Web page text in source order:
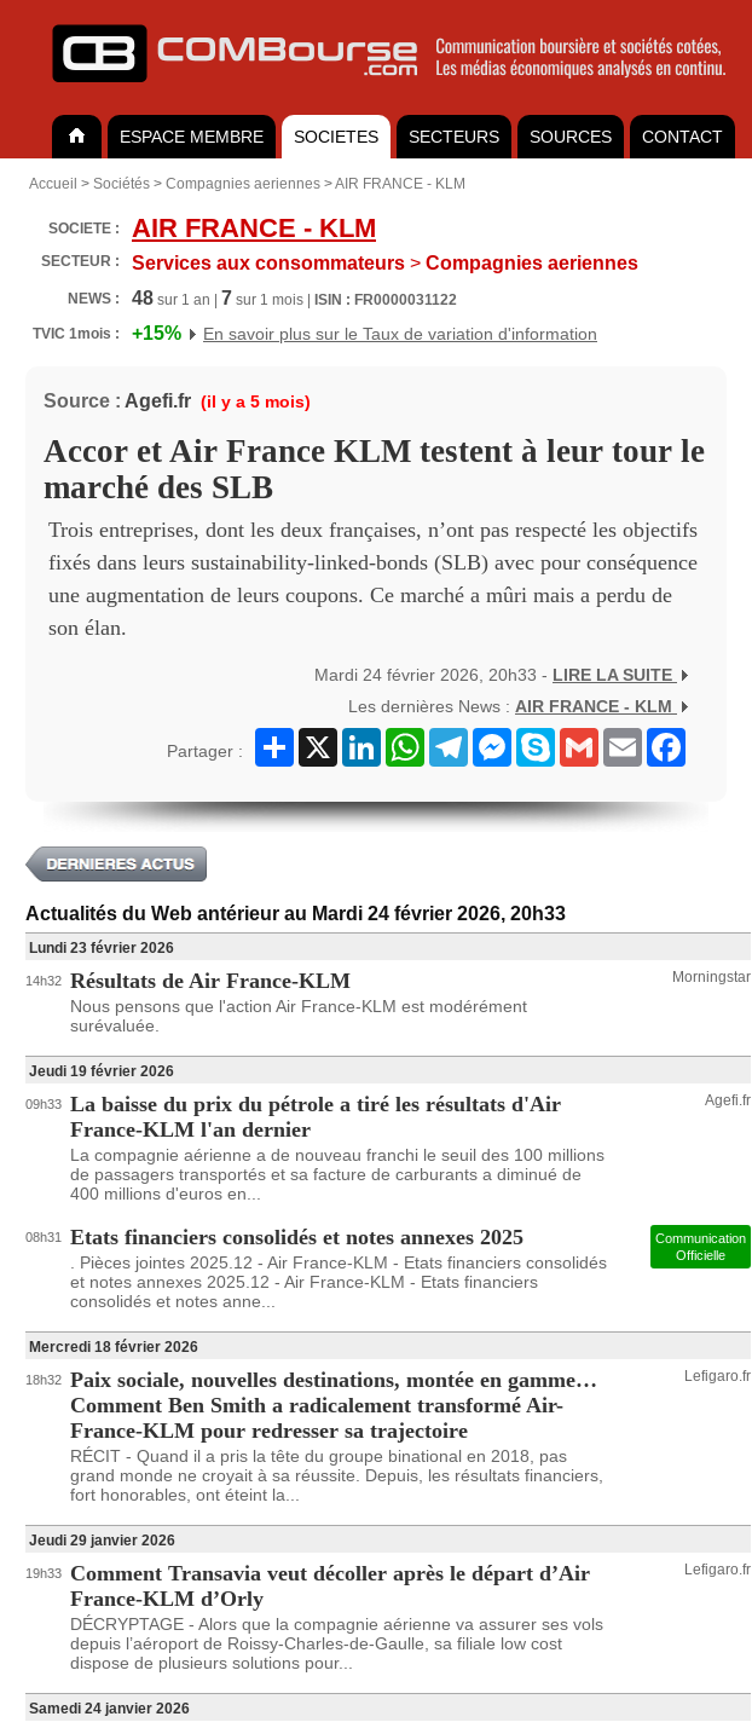
ESPACE MEMBRE SOCIETES SECTEURS SOURCES CONTACT
Accueil > Sociétés > Compagnies aeriennes >AIR FRANCE - KLM
SOCIETE : AIR FRANCE - KLM
SECTEUR : Services aux consommateurs > Compagnies aeriennes
NEWS : 48 sur 1 an | 7 sur 1 mois |
ISIN : FR0000031122
TVIC 1mois :
+15% En savoir plus sur le Taux de variation d'information
Source : Agefi.fr (il y a 5 mois)
Accor et Air France KLM testent à leur tour le
marché des SLB
Trois entreprises, dont les deux françaises, n’ont pas respecté les objectifs
fixés dans leurs sustainability-linked-bonds (SLB) avec pour conséquence
une augmentation de leurs coupons. Ce marché a mûri mais a perdu de
son élan.
Mardi 24 février 2026, 20h33 - LIRE LA SUITE
Les dernières News : AIR FRANCE - KLM
Partager :
Partager
X LinkedInWhatsAppTelegramMessenger
Skype Gmail Email
Actualités du Web antérieur au Mardi 24 février 2026, 20h33
Lundi 23 février 2026
14h32 Résultats de Air France-KLM
Nous pensons que l'action Air France-KLM est modérément
surévaluée.
Morningstar
Jeudi 19 février 2026
09h33 La baisse du prix du pétrole a tiré les résultats d'Air
France-KLM l'an dernier
La compagnie aérienne a de nouveau franchi le seuil des 100 millions
de passagers transportés et sa facture de carburants a diminué de
400 millions d'euros en...
Agefi.fr
08h31 Etats financiers consolidés et notes annexes 2025
. Pièces jointes 2025.12 - Air France-KLM - Etats financiers consolidés
et notes annexes 2025.12 - Air France-KLM - Etats financiers
consolidés et notes anne...
Communication
Officielle
Mercredi 18 février 2026
18h32 Paix sociale, nouvelles destinations, montée en gamme…
Comment Ben Smith a radicalement transformé Air-
France-KLM pour redresser sa trajectoire
RÉCIT - Quand il a pris la tête du groupe binational en 2018, pas
grand monde ne croyait à sa réussite. Depuis, les résultats financiers,
fort honorables, ont éteint la...
Lefigaro.fr
Jeudi 29 janvier 2026
19h33
Comment Transavia veut décoller après le départ d’Air
France-KLM d’Orly
DÉCRYPTAGE - Alors que la compagnie aérienne va assurer ses vols
depuis l’aéroport de Roissy-Charles-de-Gaulle, sa filiale low cost
dispose de plusieurs solutions pour...
Lefigaro.fr
Samedi 24 janvier 2026